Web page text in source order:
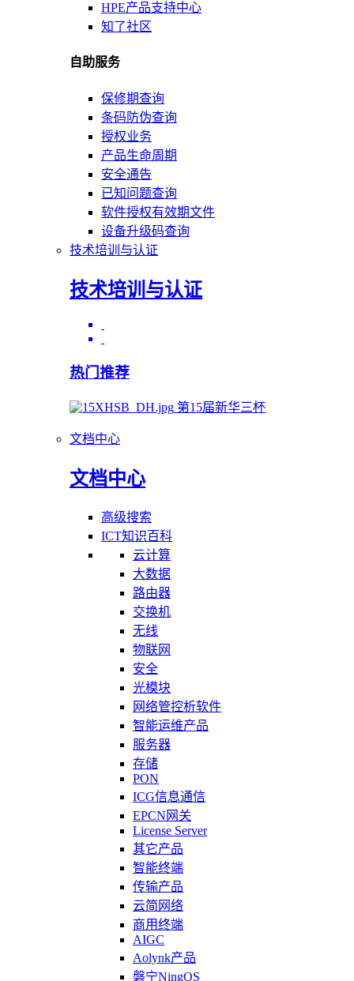
HPE产品支持中心
知了社区
自助服务
保修期查询
条码防伪查询
授权业务
产品生命周期
安全通告
已知问题查询
软件授权有效期文件
设备升级码查询
技术培训与认证
技术培训与认证
热门推荐
第15届新华三杯
文档中心
文档中心
高级搜索
ICT知识百科
云计算
大数据
路由器
交换机
无线
物联网
安全
光模块
网络管控析软件
智能运维产品
服务器
存储
PON
ICG信息通信
EPCN网关
License Server
其它产品
智能终端
传输产品
云简网络
商用终端
AIGC
Aolynk产品
磐宁NingOS